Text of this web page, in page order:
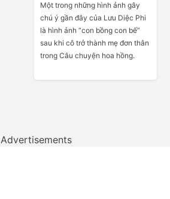
Một trong những hình ảnh gây
chú ý gần đây của Lưu Diệc Phi
là hình ảnh “con bồng con bế”
sau khi cô trở thành mẹ đơn thân
trong Câu chuyện hoa hồng.
Advertisements